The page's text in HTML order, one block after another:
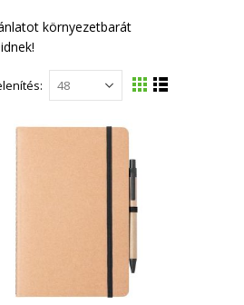
környezetbarát
Megtekintés
RácsLista